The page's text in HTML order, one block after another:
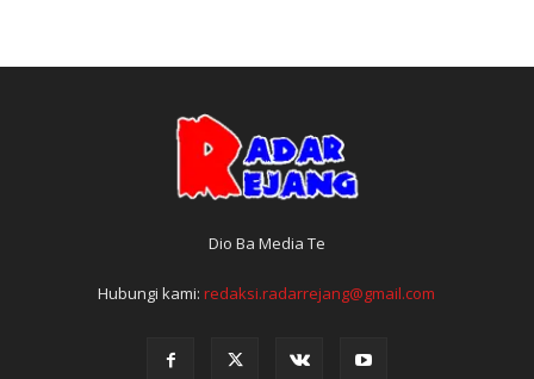
Dio Ba Media Te
Hubungi kami:redaksi.radarrejang@gmail.com